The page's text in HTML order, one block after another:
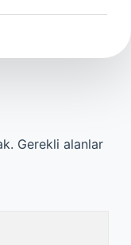
Gerekli alanlar